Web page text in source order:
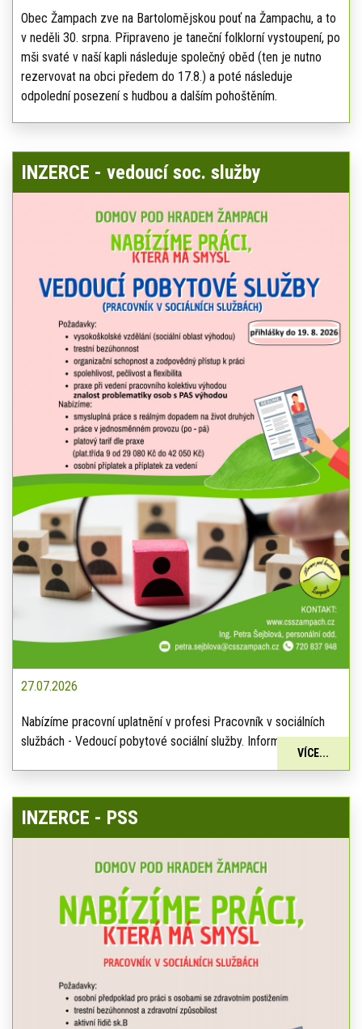
Obec Žampach zve na Bartolomějskou pouť na Žampachu, a to
v neděli 30. srpna. Připraveno je taneční folklorní vystoupení, po
mši svaté v naší kapli následuje společný oběd (ten je nutno
rezervovat na obci předem do 17.8.) a poté následuje
odpolední posezení s hudbou a dalším pohoštěním.
INZERCE - vedoucí soc. služby
27.07.2026
Nabízíme pracovní uplatnění v profesi Pracovník v sociálních
službách - Vedoucí pobytové sociální služby. Informace:
VÍCE...
INZERCE - PSS